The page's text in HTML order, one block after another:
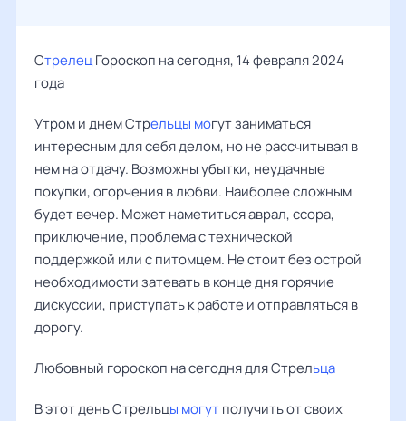
СтрелецГороскоп на сегодня, 14 февраля 2024
года
Утром и днем Стрельцы могут заниматься
интересным для себя делом, но не рассчитывая в
нем на отдачу. Возможны убытки, неудачные
покупки, огорчения в любви. Наиболее сложным
будет вечер. Может наметиться аврал, ссора,
приключение, проблема с технической
поддержкой или с питомцем. Не стоит без острой
необходимости затевать в конце дня горячие
дискуссии, приступать к работе и отправляться в
дорогу.
Любовный гороскоп на сегодня для Стрельца
В этот день Стрельцы могутполучить от своих